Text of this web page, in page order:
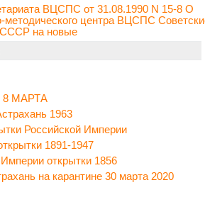
ВЦСПС от 31.08.1990 N 15-8 О
методического центра ВЦСПС
на новые
8 МАРТА
1963
Российской Империи
1891-1947
открытки 1856
на карантине 30 марта 2020